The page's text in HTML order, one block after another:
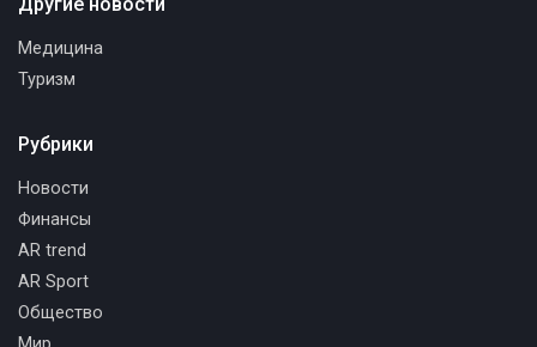
Медицина
Туризм
Рубрики
Новости
Финансы
AR trend
AR Sport
Общество